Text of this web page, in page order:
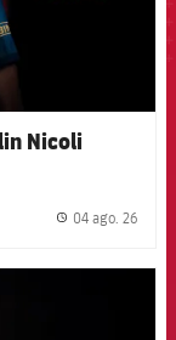
Nicoli
04 ago. 26